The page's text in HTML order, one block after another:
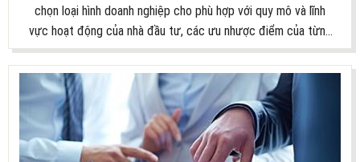
chọn loại hình doanh nghiệp cho phù hợp với quy mô và lĩnh
vực hoạt động của nhà đầu tư, các ưu nhược điểm của từng
loại hình; Tư vấn về tên của doanh nghiệp (Lựa chọn và tra
cứu tên doanh nghiệp); Tư vấn trụ sở chính của doanh nghiệp
(Thuộc quyển sử dụng hợp pháp hoặc quyền sở hữu của
doanh nghiệp); Tư vấn về vốn điều lệ và vốn pháp định: (Phù
hợp với từng ngành nghề kinh doanh và loại hình doanh nghiệp);
Tư vấn về ngành nghề kinh doanh: (Tư vấn mở rộng và chuẩn